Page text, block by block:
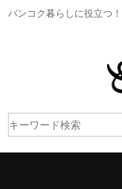
バンコク暮らしに役立つ！